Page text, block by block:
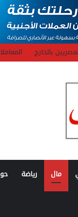
بالخارج
مال رياضة